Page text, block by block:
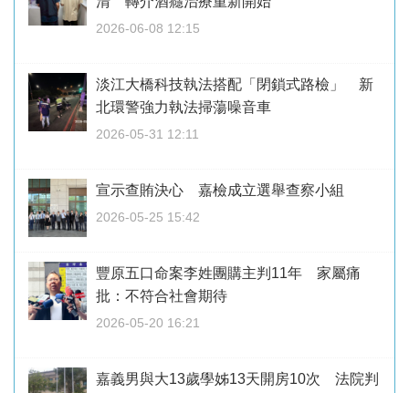
2026-06-08 12:15
淡江大橋科技執法搭配「閉鎖式路檢」 新
北環警強力執法掃蕩噪音車
2026-05-31 12:11
宣示查賄決心 嘉檢成立選舉查察小組
2026-05-25 15:42
豐原五口命案李姓團購主判11年 家屬痛
批：不符合社會期待
2026-05-20 16:21
嘉義男與大13歲學姊13天開房10次 法院判